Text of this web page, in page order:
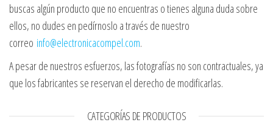
buscas algún producto que no encuentras o tienes alguna duda sobre
ellos, no dudes en pedírnoslo a través de nuestro
correo info@electronicacompel.com.
A pesar de nuestros esfuerzos, las fotografías no son contractuales, ya
que los fabricantes se reservan el derecho de modificarlas.
CATEGORÍAS DE PRODUCTOS